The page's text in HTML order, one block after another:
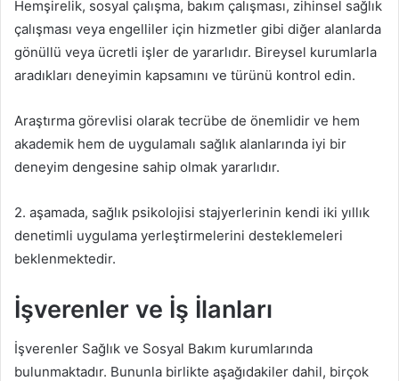
Hemşirelik, sosyal çalışma, bakım çalışması, zihinsel sağlık
çalışması veya engelliler için hizmetler gibi diğer alanlarda
gönüllü veya ücretli işler de yararlıdır. Bireysel kurumlarla
aradıkları deneyimin kapsamını ve türünü kontrol edin.
Araştırma görevlisi olarak tecrübe de önemlidir ve hem
akademik hem de uygulamalı sağlık alanlarında iyi bir
deneyim dengesine sahip olmak yararlıdır.
2. aşamada, sağlık psikolojisi stajyerlerinin kendi iki yıllık
denetimli uygulama yerleştirmelerini desteklemeleri
beklenmektedir.
İşverenler ve İş İlanları
İşverenler Sağlık ve Sosyal Bakım kurumlarında
bulunmaktadır. Bununla birlikte aşağıdakiler dahil, birçok